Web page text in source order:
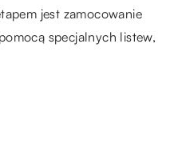
jest zamocowanie
specjalnych listew,